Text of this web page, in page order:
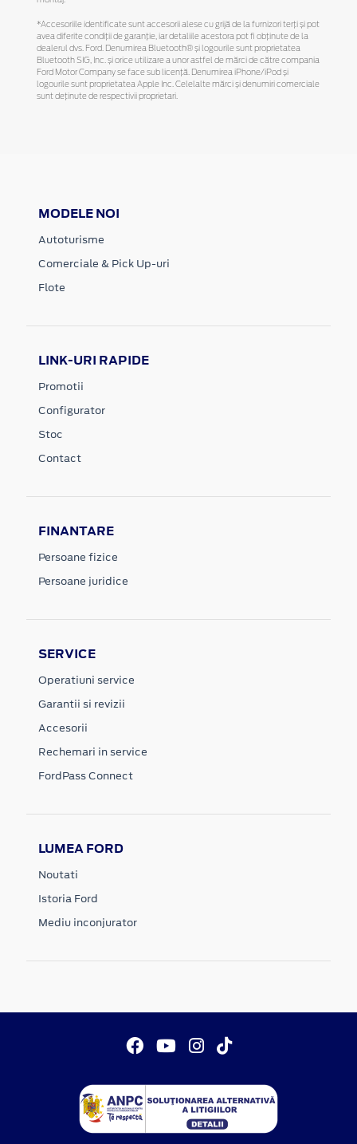
*Accesoriile identificate sunt accesorii alese cu grijă de la furnizori terți și pot
avea diferite condiții de garanție, iar detaliile acestora pot fi obținute de la
dealerul dvs. Ford. Denumirea Bluetooth® și logourile sunt proprietatea
Bluetooth SIG, Inc. și orice utilizare a unor astfel de mărci de către compania
Ford Motor Company se face sub licență. Denumirea iPhone/iPod și
logourile sunt proprietatea Apple Inc. Celelalte mărci și denumiri comerciale
sunt deținute de respectivii proprietari.
MODELE NOI
Autoturisme
Comerciale & Pick Up-uri
Flote
LINK-URI RAPIDE
Promotii
Configurator
Stoc
Contact
FINANTARE
Persoane fizice
Persoane juridice
SERVICE
Operatiuni service
Garantii si revizii
Accesorii
Rechemari in service
FordPass Connect
LUMEA FORD
Noutati
Istoria Ford
Mediu inconjurator